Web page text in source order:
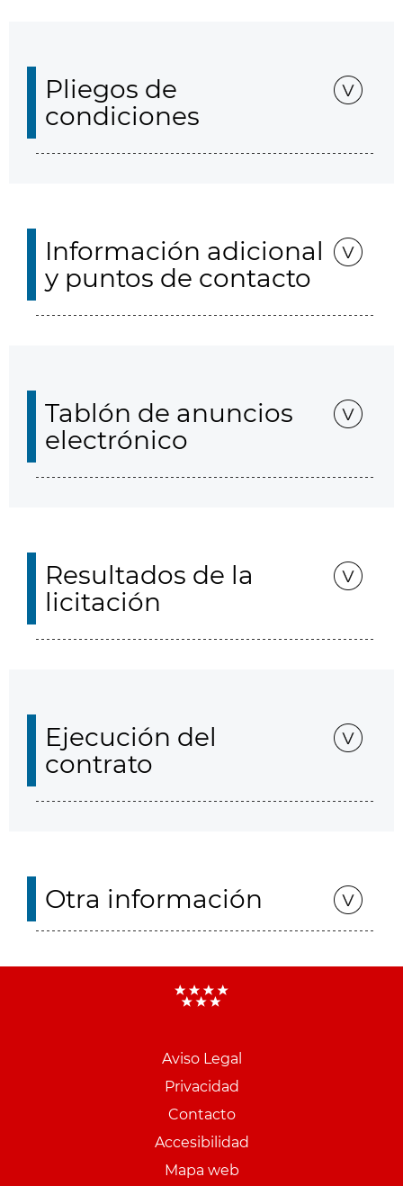
Pliegos de
condiciones
Información adicional
y puntos de contacto
Tablón de anuncios
electrónico
Resultados de la
licitación
Ejecución del
contrato
Otra información
Aviso Legal
Privacidad
Contacto
Accesibilidad
Mapa web